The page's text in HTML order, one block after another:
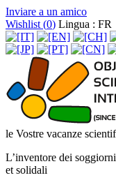
Inviare a un amico
Wishlist (0) Lingua : FR
le Vostre vacanze
L’inventore dei
et solidali